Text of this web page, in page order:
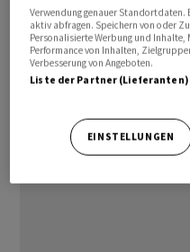
Wirtschaftsleistung in
«Offensichtlich leiden
massiv unter vielen
Bürokratie, lange
entschlossen
Verwendung genauer
aktiv abfragen. Speichern von oder
Personalisierte Werbung und Inhalte,
Performance von Inhalten,
Verbesserung von Angeboten.
Liste der Partner (Lieferanten)
EINSTELLUNGEN